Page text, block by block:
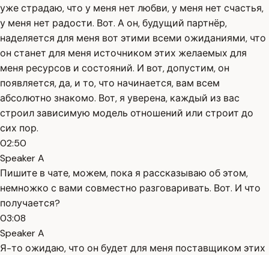
уже страдаю, что у меня нет любви, у меня нет счастья,
у меня нет радости. Вот. А он, будущий партнёр,
наделяется для меня вот этими всеми ожиданиями, что
он станет для меня источником этих желаемых для
меня ресурсов и состояний. И вот, допустим, он
появляется, да, и то, что начинается, вам всем
абсолютно знакомо. Вот, я уверена, каждый из вас
строил зависимую модель отношений или строит до
сих пор.
02:50
Speaker A
Пишите в чате, можем, пока я рассказываю об этом,
немножко с вами совместно разговаривать. Вот. И что
получается?
03:08
Speaker A
Я-то ожидаю, что он будет для меня поставщиком этих